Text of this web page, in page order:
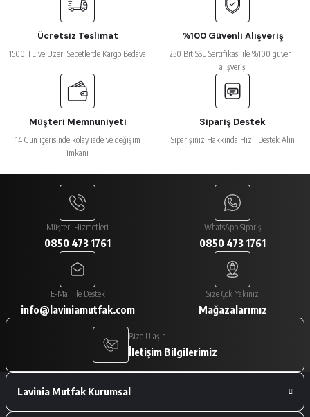
Ücretsiz Teslimat
1500 TL ve Üzeri Sepetlerde Kargo Bedava
%100 Güvenli Alışveriş
250 Bit SSL Sertifikası ile %100 güvenli
alışveriş
Müşteri Memnuniyeti
14 Gün içerisinde kolay iade ve değişim
imkanı
Sipariş Destek
Siparişiniz Hakkında Hızlı Destek Alın
Müşteri Hizmetleri
0850 473 1761
WhatsApp Sipariş
0850 473 1761
E-Mail ile Destek
info@laviniamutfak.com
Size Çok Yakınız
Mağazalarımız
Bize Ulaşın
İletişim Bilgilerimiz
Lavinia Mutfak Kurumsal